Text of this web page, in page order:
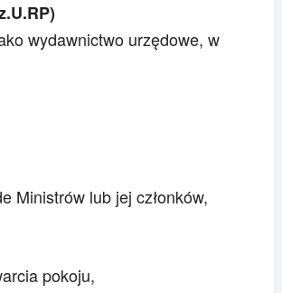
wydawnictwo urzędowe, w
Ministrów lub jej członków,
pokoju,